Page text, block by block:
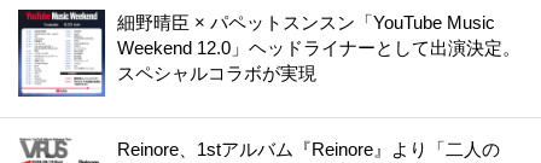
細野晴臣 × パペットスンスン「YouTube Music
Weekend 12.0」ヘッドライナーとして出演決定。
スペシャルコラボが実現
Reinore、1stアルバム『Reinore』より「二人の